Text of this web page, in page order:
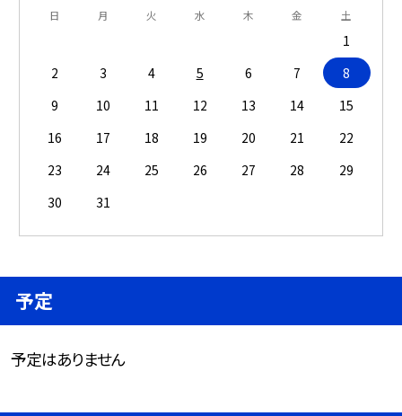
日 月 火 水 木 金 土
1
2
3 4 5 6 7
8
9
10 11 12 13 14
15
16
17 18 19 20 21
22
23
24 25 26 27 28
29
30
31
予定
予定はありません